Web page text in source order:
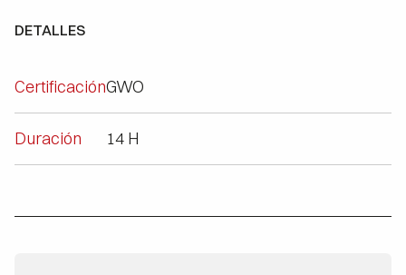
DETALLES
CertificaciónGWO
Duración 14 H